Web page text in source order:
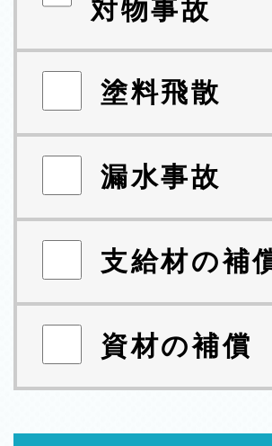
対物事故
塗料飛散
漏水事故
支給材の補
資材の補償